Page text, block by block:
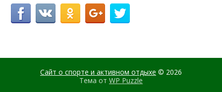
Сайт о спорте и активном отдыхе © 2026
Тема от WP Puzzle